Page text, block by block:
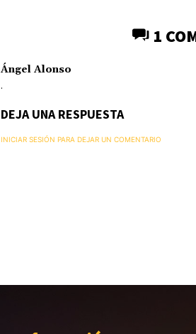
1
Ángel Alonso
.
DEJA UNA RESPUESTA
INICIAR SESIÓN PARA DEJAR UN COMENTARIO